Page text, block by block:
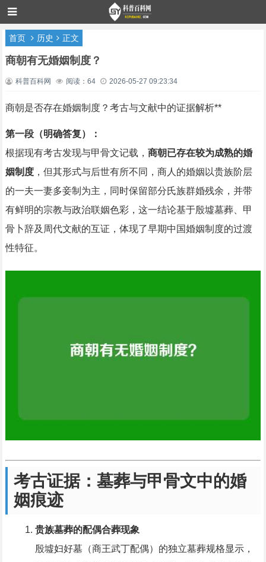
首页 历史 正文
商朝有无婚姻制度？
科普百科网 阅读：64 2026-05-27 09:23:34
商朝是否存在婚姻制度？考古与文献中的证据解析**
第一段（明确答复）：
根据现有考古发现与甲骨文记载， 商朝已存在较为成熟的婚
姻制度，但其形式与后世有所不同，商人的婚姻以贵族阶层
的一夫一妻多妾制为主，同时保留部分氏族群婚残余，并带
有鲜明的宗教与政治联姻色彩，这一结论基于殷墟墓葬、甲
骨卜辞及周代文献的互证，体现了早期中国婚姻制度的过渡
性特征。
考古证据：墓葬与甲骨文中的婚
姻痕迹
贵族墓葬的配偶合葬现象
殷墟妇好墓（商王武丁配偶）的独立墓葬规格显示，